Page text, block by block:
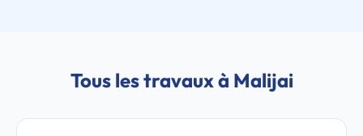
Tous les travaux à Malijai